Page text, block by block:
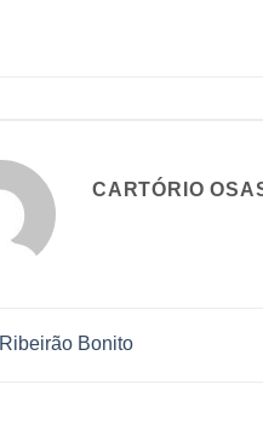
CARTÓRIO
Ribeirão Bonito